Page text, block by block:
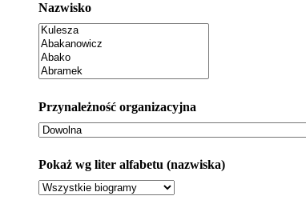
Nazwisko
Przynależność organizacyjna
Pokaż wg liter alfabetu (nazwiska)